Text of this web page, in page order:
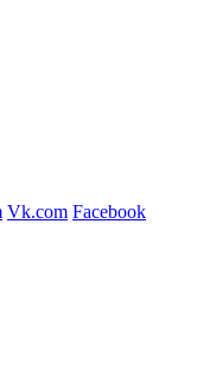
Vk.com Facebook